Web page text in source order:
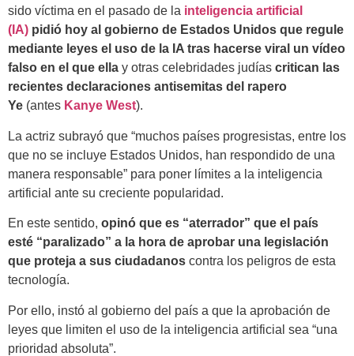
sido víctima en el pasado de la inteligencia artificial
(IA) pidió hoy al gobierno de Estados Unidos que regule
mediante leyes el uso de la IA tras hacerse viral un vídeo
falso en el que ella y otras celebridades judías critican las
recientes declaraciones antisemitas del rapero
Ye (antes Kanye West).
La actriz subrayó que “muchos países progresistas, entre los
que no se incluye Estados Unidos, han respondido de una
manera responsable” para poner límites a la inteligencia
artificial ante su creciente popularidad.
En este sentido, opinó que es “aterrador” que el país
esté “paralizado” a la hora de aprobar una legislación
que proteja a sus ciudadanos contra los peligros de esta
tecnología.
Por ello, instó al gobierno del país a que la aprobación de
leyes que limiten el uso de la inteligencia artificial sea “una
prioridad absoluta”.